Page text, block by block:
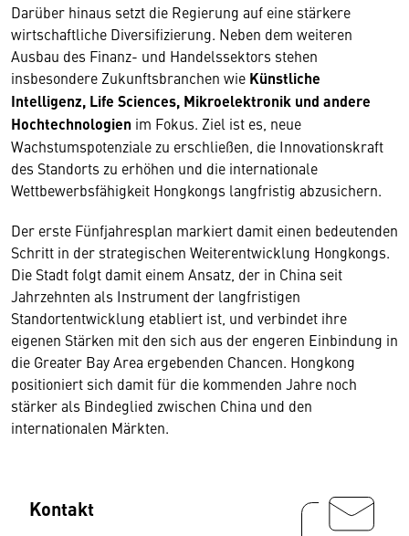
Darüber hinaus setzt die Regierung auf eine stärkere
wirtschaftliche Diversifizierung. Neben dem weiteren
Ausbau des Finanz- und Handelssektors stehen
insbesondere Zukunftsbranchen wie Künstliche
Intelligenz, Life Sciences, Mikroelektronik und andere
Hochtechnologien im Fokus. Ziel ist es, neue
Wachstumspotenziale zu erschließen, die Innovationskraft
des Standorts zu erhöhen und die internationale
Wettbewerbsfähigkeit Hongkongs langfristig abzusichern.
Der erste Fünfjahresplan markiert damit einen bedeutenden
Schritt in der strategischen Weiterentwicklung Hongkongs.
Die Stadt folgt damit einem Ansatz, der in China seit
Jahrzehnten als Instrument der langfristigen
Standortentwicklung etabliert ist, und verbindet ihre
eigenen Stärken mit den sich aus der engeren Einbindung in
die Greater Bay Area ergebenden Chancen. Hongkong
positioniert sich damit für die kommenden Jahre noch
stärker als Bindeglied zwischen China und den
internationalen Märkten.
Kontakt